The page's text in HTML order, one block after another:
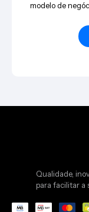
modelo de
Qualidade,
para facilitar a